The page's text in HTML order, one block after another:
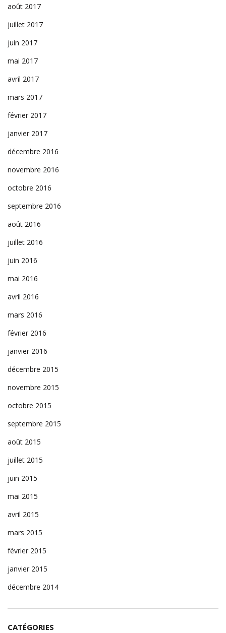
août 2017
juillet 2017
juin 2017
mai 2017
avril 2017
mars 2017
février 2017
janvier 2017
décembre 2016
novembre 2016
octobre 2016
septembre 2016
août 2016
juillet 2016
juin 2016
mai 2016
avril 2016
mars 2016
février 2016
janvier 2016
décembre 2015
novembre 2015
octobre 2015
septembre 2015
août 2015
juillet 2015
juin 2015
mai 2015
avril 2015
mars 2015
février 2015
janvier 2015
décembre 2014
CATÉGORIES